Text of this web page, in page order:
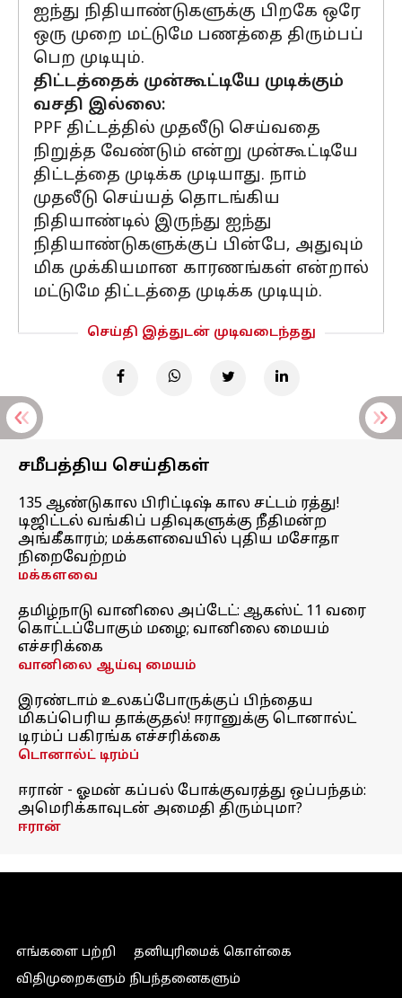
ஐந்து நிதியாண்டுகளுக்கு பிறகே ஒரே
ஒரு முறை மட்டுமே பணத்தை திரும்பப்
பெற முடியும்.
திட்டத்தைக் முன்கூட்டியே முடிக்கும்
வசதி இல்லை:
PPF திட்டத்தில் முதலீடு செய்வதை
நிறுத்த வேண்டும் என்று முன்கூட்டியே
திட்டத்தை முடிக்க முடியாது. நாம்
முதலீடு செய்யத் தொடங்கிய
நிதியாண்டில் இருந்து ஐந்து
நிதியாண்டுகளுக்குப் பின்பே, அதுவும்
மிக முக்கியமான காரணங்கள் என்றால்
மட்டுமே திட்டத்தை முடிக்க முடியும்.
செய்தி இத்துடன் முடிவடைந்தது
சமீபத்திய செய்திகள்
135 ஆண்டுகால பிரிட்டிஷ் கால சட்டம் ரத்து!
டிஜிட்டல் வங்கிப் பதிவுகளுக்கு நீதிமன்ற
அங்கீகாரம்; மக்களவையில் புதிய மசோதா
நிறைவேற்றம்
மக்களவை
தமிழ்நாடு வானிலை அப்டேட்: ஆகஸ்ட் 11 வரை
கொட்டப்போகும் மழை; வானிலை மையம்
எச்சரிக்கை
வானிலை ஆய்வு மையம்
இரண்டாம் உலகப்போருக்குப் பிந்தைய
மிகப்பெரிய தாக்குதல்! ஈரானுக்கு டொனால்ட்
டிரம்ப் பகிரங்க எச்சரிக்கை
டொனால்ட் டிரம்ப்
ஈரான் - ஓமன் கப்பல் போக்குவரத்து ஒப்பந்தம்:
அமெரிக்காவுடன் அமைதி திரும்புமா?
ஈரான்
எங்களை பற்றி
தனியுரிமைக் கொள்கை
விதிமுறைகளும் நிபந்தனைகளும்